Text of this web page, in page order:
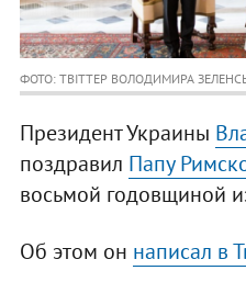
ФОТО: ТВІТТЕР ВОЛОДИМИРА
Президент Украины
поздравил Папу
восьмой годовщиной
Об этом он написал в